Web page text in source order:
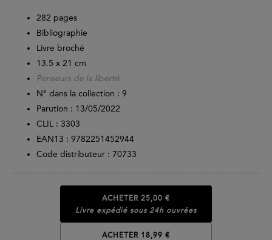
282 pages
Bibliographie
Livre broché
13.5 x 21 cm
Penseurs de la liberté
N° dans la collection : 9
Parution : 13/05/2022
CLIL : 3303
EAN13 : 9782251452944
Code distributeur : 70733
ACHETER 25,00 €
Livre expédié sous 24h ouvrées
ACHETER 18,99 €